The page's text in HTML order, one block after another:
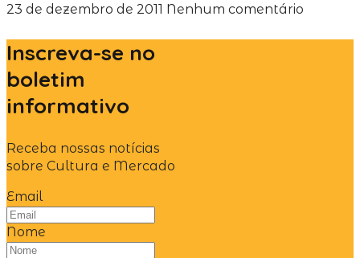
23 de dezembro de 2011 Nenhum comentário
Inscreva-se no
boletim
informativo
Receba nossas notícias
sobre Cultura e Mercado
Email
Nome